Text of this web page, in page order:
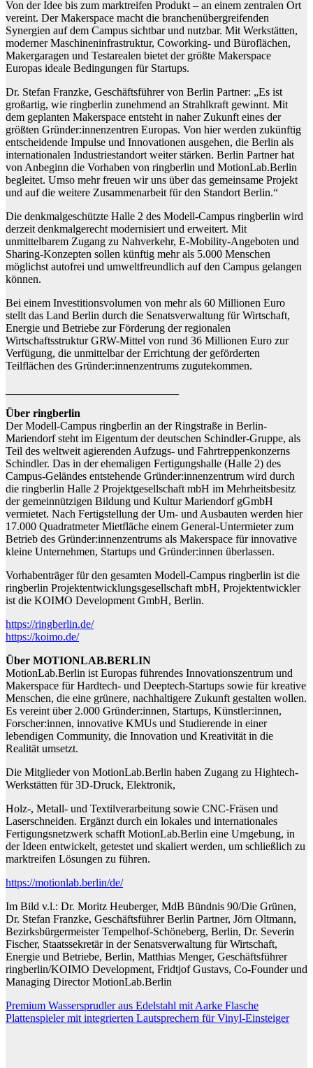
Von der Idee bis zum marktreifen Produkt – an einem zentralen Ort
vereint. Der Makerspace macht die branchenübergreifenden
Synergien auf dem Campus sichtbar und nutzbar. Mit Werkstätten,
moderner Maschineninfrastruktur, Coworking- und Büroflächen,
Makergaragen und Testarealen bietet der größte Makerspace
Europas ideale Bedingungen für Startups.
Dr. Stefan Franzke, Geschäftsführer von Berlin Partner: „Es ist
großartig, wie ringberlin zunehmend an Strahlkraft gewinnt. Mit
dem geplanten Makerspace entsteht in naher Zukunft eines der
größten Gründer:innenzentren Europas. Von hier werden zukünftig
entscheidende Impulse und Innovationen ausgehen, die Berlin als
internationalen Industriestandort weiter stärken. Berlin Partner hat
von Anbeginn die Vorhaben von ringberlin und MotionLab.Berlin
begleitet. Umso mehr freuen wir uns über das gemeinsame Projekt
und auf die weitere Zusammenarbeit für den Standort Berlin.“
Die denkmalgeschützte Halle 2 des Modell-Campus ringberlin wird
derzeit denkmalgerecht modernisiert und erweitert. Mit
unmittelbarem Zugang zu Nahverkehr, E-Mobility-Angeboten und
Sharing-Konzepten sollen künftig mehr als 5.000 Menschen
möglichst autofrei und umweltfreundlich auf den Campus gelangen
können.
Bei einem Investitionsvolumen von mehr als 60 Millionen Euro
stellt das Land Berlin durch die Senatsverwaltung für Wirtschaft,
Energie und Betriebe zur Förderung der regionalen
Wirtschaftsstruktur GRW-Mittel von rund 36 Millionen Euro zur
Verfügung, die unmittelbar der Errichtung der geförderten
Teilflächen des Gründer:innenzentrums zugutekommen.
Über ringberlin
Der Modell-Campus ringberlin an der Ringstraße in Berlin-
Mariendorf steht im Eigentum der deutschen Schindler-Gruppe, als
Teil des weltweit agierenden Aufzugs- und Fahrtreppenkonzerns
Schindler. Das in der ehemaligen Fertigungshalle (Halle 2) des
Campus-Geländes entstehende Gründer:innenzentrum wird durch
die ringberlin Halle 2 Projektgesellschaft mbH im Mehrheitsbesitz
der gemeinnützigen Bildung und Kultur Mariendorf gGmbH
vermietet. Nach Fertigstellung der Um- und Ausbauten werden hier
17.000 Quadratmeter Mietfläche einem General-Untermieter zum
Betrieb des Gründer:innenzentrums als Makerspace für innovative
kleine Unternehmen, Startups und Gründer:innen überlassen.
Vorhabenträger für den gesamten Modell-Campus ringberlin ist die
ringberlin Projektentwicklungsgesellschaft mbH, Projektentwickler
ist die KOIMO Development GmbH, Berlin.
https://ringberlin.de/
https://koimo.de/
Über MOTIONLAB.BERLIN
MotionLab.Berlin ist Europas führendes Innovationszentrum und
Makerspace für Hardtech- und Deeptech-Startups sowie für kreative
Menschen, die eine grünere, nachhaltigere Zukunft gestalten wollen.
Es vereint über 2.000 Gründer:innen, Startups, Künstler:innen,
Forscher:innen, innovative KMUs und Studierende in einer
lebendigen Community, die Innovation und Kreativität in die
Realität umsetzt.
Die Mitglieder von MotionLab.Berlin haben Zugang zu Hightech-
Werkstätten für 3D-Druck, Elektronik,
Holz-, Metall- und Textilverarbeitung sowie CNC-Fräsen und
Laserschneiden. Ergänzt durch ein lokales und internationales
Fertigungsnetzwerk schafft MotionLab.Berlin eine Umgebung, in
der Ideen entwickelt, getestet und skaliert werden, um schließlich zu
marktreifen Lösungen zu führen.
https://motionlab.berlin/de/
Im Bild v.l.: Dr. Moritz Heuberger, MdB Bündnis 90/Die Grünen,
Dr. Stefan Franzke, Geschäftsführer Berlin Partner, Jörn Oltmann,
Bezirksbürgermeister Tempelhof-Schöneberg, Berlin, Dr. Severin
Fischer, Staatssekretär in der Senatsverwaltung für Wirtschaft,
Energie und Betriebe, Berlin, Matthias Menger, Geschäftsführer
ringberlin/KOIMO Development, Fridtjof Gustavs, Co-Founder und
Managing Director MotionLab.Berlin
Beitragsnavigation
Premium Wassersprudler aus Edelstahl mit Aarke Flasche
Plattenspieler mit integrierten Lautsprechern für Vinyl-Einsteiger